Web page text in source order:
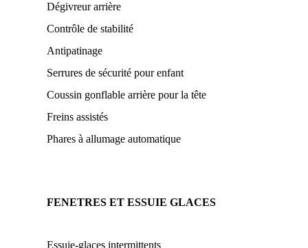
Dégivreur arrière
Contrôle de stabilité
Antipatinage
Serrures de sécurité pour enfant
Coussin gonflable arrière pour la tête
Freins assistés
Phares à allumage automatique
FENETRES ET ESSUIE GLACES
Essuie-glaces intermittents